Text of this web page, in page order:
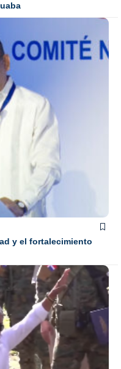
y el fortalecimiento